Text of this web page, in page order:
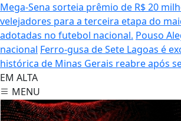
Mega-Sena sorteia prêmio de R$ 20
velejadores para a terceira etapa do
adotadas no futebol nacional. Pouso
nacional Ferro-gusa de Sete Lagoas é
histórica de Minas Gerais reabre após
EM ALTA
MENU